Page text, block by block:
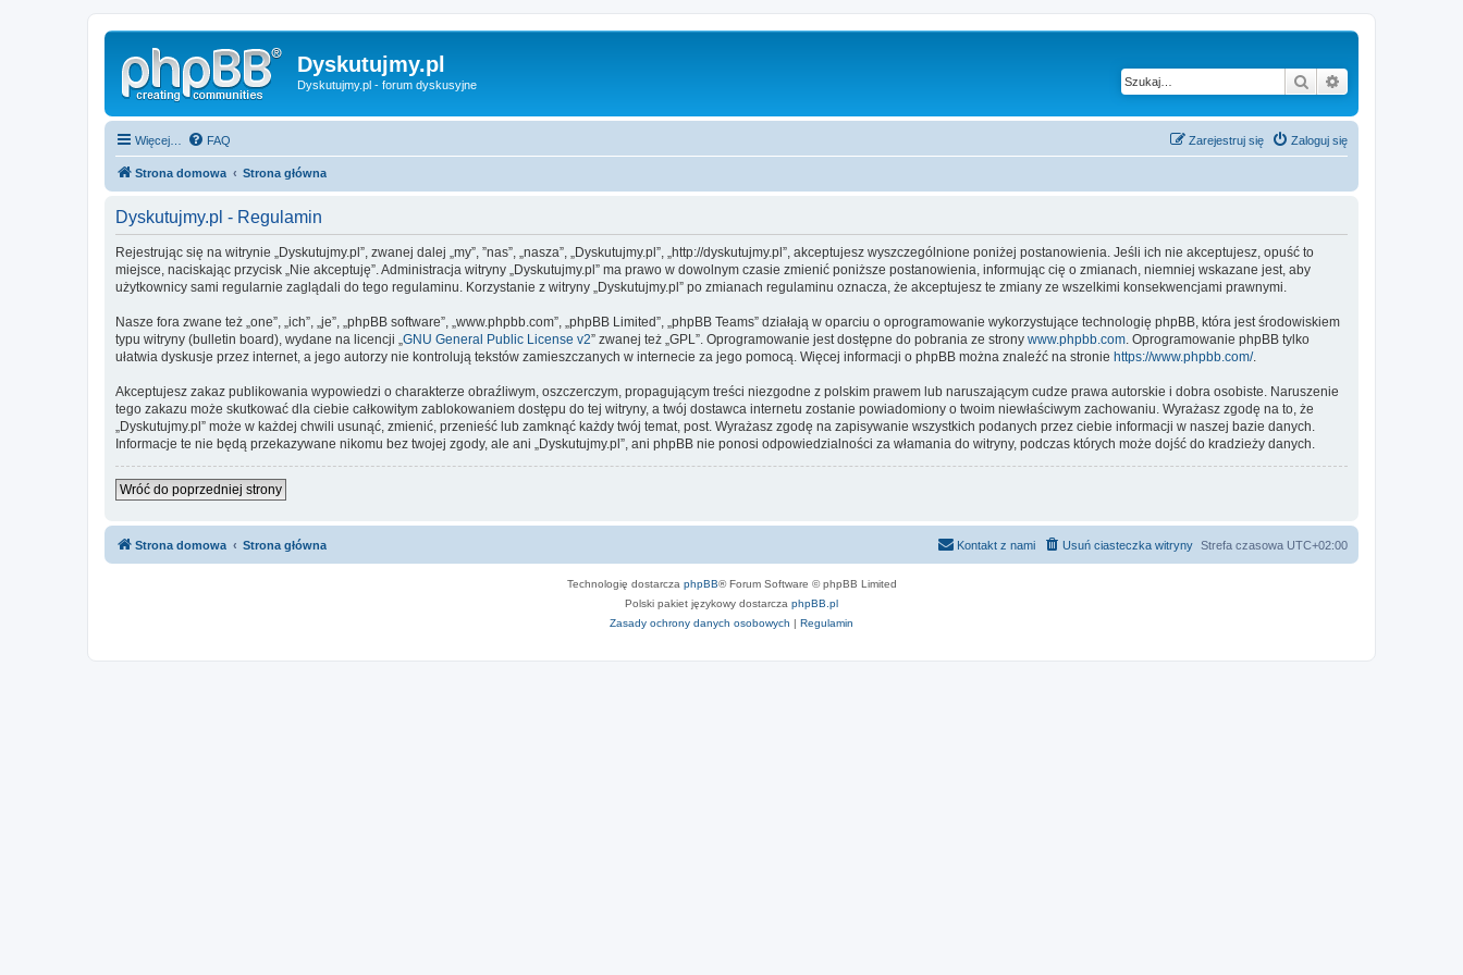
Dyskutujmy.pl
Dyskutujmy.pl - forum dyskusyjne Szukaj
Więcej… FAQ Zaloguj się
Zarejestruj się
Strona domowa Strona główna
Dyskutujmy.pl - Regulamin
Rejestrując się na witrynie „Dyskutujmy.pl”, zwanej dalej „my”, ”nas”, „nasza”, „Dyskutujmy.pl”, „http://dyskutujmy.pl”, akceptujesz wyszczególnione poniżej postanowienia. Jeśli ich nie akceptujesz, opuść to
miejsce, naciskając przycisk „Nie akceptuję”. Administracja witryny „Dyskutujmy.pl” ma prawo w dowolnym czasie zmienić poniższe postanowienia, informując cię o zmianach, niemniej wskazane jest, aby
użytkownicy sami regularnie zaglądali do tego regulaminu. Korzystanie z witryny „Dyskutujmy.pl” po zmianach regulaminu oznacza, że akceptujesz te zmiany ze wszelkimi konsekwencjami prawnymi.
Nasze fora zwane też „one”, „ich”, „je”, „phpBB software”, „www.phpbb.com”, „phpBB Limited”, „phpBB Teams” działają w oparciu o oprogramowanie wykorzystujące technologię phpBB, która jest środowiskiem
typu witryny (bulletin board), wydane na licencji „ GNU General Public License v2” zwanej też „GPL”. Oprogramowanie jest dostępne do pobrania ze strony www.phpbb.com . Oprogramowanie phpBB tylko
ułatwia dyskusje przez internet, a jego autorzy nie kontrolują tekstów zamieszczanych w internecie za jego pomocą. Więcej informacji o phpBB można znaleźć na stronie https://www.phpbb.com/.
Akceptujesz zakaz publikowania wypowiedzi o charakterze obraźliwym, oszczerczym, propagującym treści niezgodne z polskim prawem lub naruszającym cudze prawa autorskie i dobra osobiste. Naruszenie
tego zakazu może skutkować dla ciebie całkowitym zablokowaniem dostępu do tej witryny, a twój dostawca internetu zostanie powiadomiony o twoim niewłaściwym zachowaniu. Wyrażasz zgodę na to, że
„Dyskutujmy.pl” może w każdej chwili usunąć, zmienić, przenieść lub zamknąć każdy twój temat, post. Wyrażasz zgodę na zapisywanie wszystkich podanych przez ciebie informacji w naszej bazie danych.
Informacje te nie będą przekazywane nikomu bez twojej zgody, ale ani „Dyskutujmy.pl”, ani phpBB nie ponosi odpowiedzialności za włamania do witryny, podczas których może dojść do kradzieży danych.
Wróć do poprzedniej strony
Strona domowa Strona główna Strefa czasowa UTC+02:00
Usuń ciasteczka witryny
Kontakt z nami
Technologię dostarcza phpBB® Forum Software © phpBB Limited
Polski pakiet językowy dostarcza phpBB.pl
Zasady ochrony danych osobowych | Regulamin